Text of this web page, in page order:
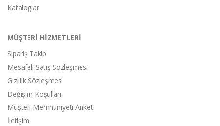
Kataloglar
MÜŞTERİ HİZMETLERİ
Sipariş Takip
Mesafeli Satış Sözleşmesi
Gizlilik Sözleşmesi
Değişim Koşulları
Müşteri Memnuniyeti Anketi
İletişim